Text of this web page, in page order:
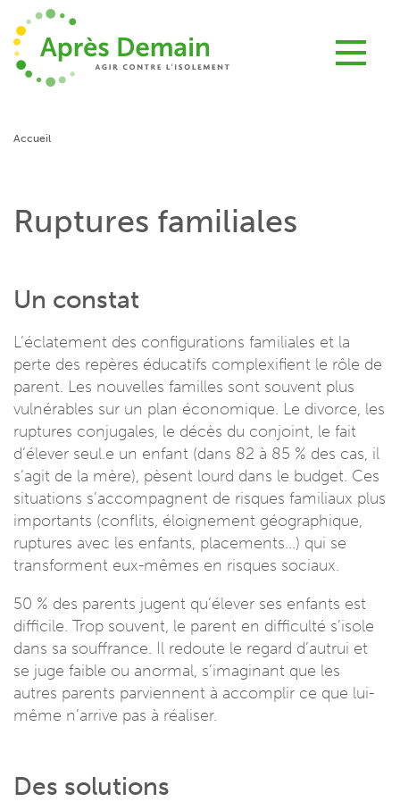
au
contenu
principal
Accueil
Ruptures familiales
Un constat
L’éclatement des configurations familiales et la
perte des repères éducatifs complexifient le rôle de
parent. Les nouvelles familles sont souvent plus
vulnérables sur un plan économique. Le divorce, les
ruptures conjugales, le décès du conjoint, le fait
d’élever seul.e un enfant (dans 82 à 85 % des cas, il
s’agit de la mère), pèsent lourd dans le budget. Ces
situations s’accompagnent de risques familiaux plus
importants (conflits, éloignement géographique,
ruptures avec les enfants, placements...) qui se
transforment eux-mêmes en risques sociaux.
50 % des parents jugent qu’élever ses enfants est
difficile. Trop souvent, le parent en difficulté s’isole
dans sa souffrance. Il redoute le regard d’autrui et
se juge faible ou anormal, s’imaginant que les
autres parents parviennent à accomplir ce que lui-
même n’arrive pas à réaliser.
Des solutions